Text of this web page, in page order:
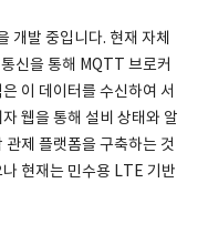
개발 중입니다. 현재 자체
신을 통해 MQTT 브로커
이 데이터를 수신하여 서
웹을 통해 설비 상태와 알
제 플랫폼을 구축하는 것
현재는 민수용 LTE 기반